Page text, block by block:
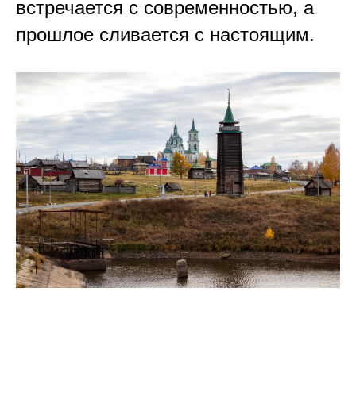
встречается с современностью, а
прошлое сливается с настоящим.